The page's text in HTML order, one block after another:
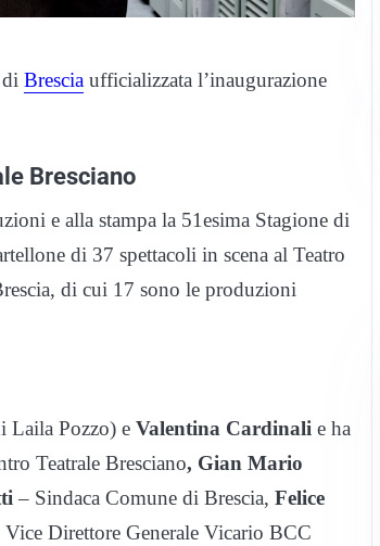
Brescia ufficializzata l’inaugurazione
Bresciano
e alla stampa la 51esima Stagione di
di 37 spettacoli in scena al Teatro
di cui 17 sono le produzioni
Laila Pozzo) e Valentina Cardinali e ha
Teatrale Bresciano, Gian Mario
– Sindaca Comune di Brescia, Felice
Vice Direttore Generale Vicario BCC